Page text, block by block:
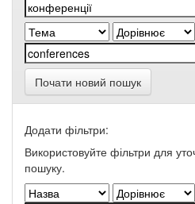
Почати новий пошук
Додати фільтри:
Використовуйте фільтри для
пошуку.